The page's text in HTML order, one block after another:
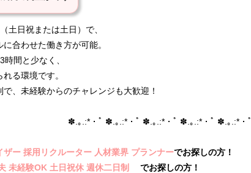
土日祝または土日）で、
合わせた働き方が可能。
間と少なく、
る環境です。
、未経験からのチャレンジも大歓迎！
✽.｡.:*・ﾟ ✽.｡.:*・ﾟ ✽.｡.:*・ﾟ ✽.｡.:*・ﾟ ✽.｡.:*・ﾟ
ザー 採用リクルーター 人材業界 プランナーでお探しの方！
未経験OK 土日祝休 週休二日制
でお探しの方！